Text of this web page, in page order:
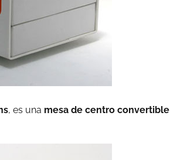
, es una mesa de centro convertible